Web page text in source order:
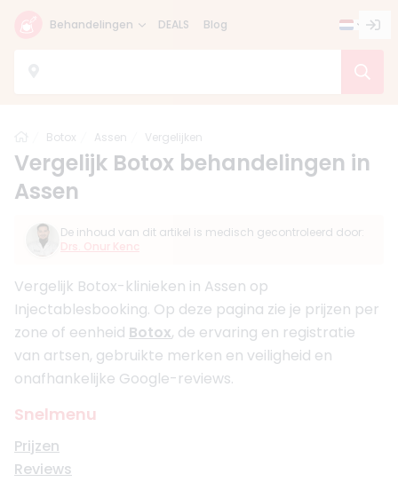
Behandelingen DEALS Blog
Home
Botox Assen Vergelijken
Vergelijk Botox behandelingen in
Assen
De inhoud van dit artikel is medisch gecontroleerd door:
Drs. Onur Kenc
Vergelijk Botox-klinieken in Assen op
Injectablesbooking. Op deze pagina zie je prijzen per
zone of eenheid Botox, de ervaring en registratie
van artsen, gebruikte merken en veiligheid en
onafhankelijke Google-reviews.
Snelmenu
Prijzen
Reviews